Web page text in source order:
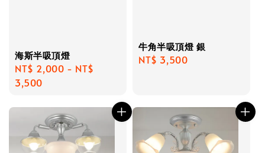
海斯半吸頂燈
Regular
price
NT$ 2,000 - NT$
3,500
牛角半吸頂燈 銀
Regular
NT$ 3,500